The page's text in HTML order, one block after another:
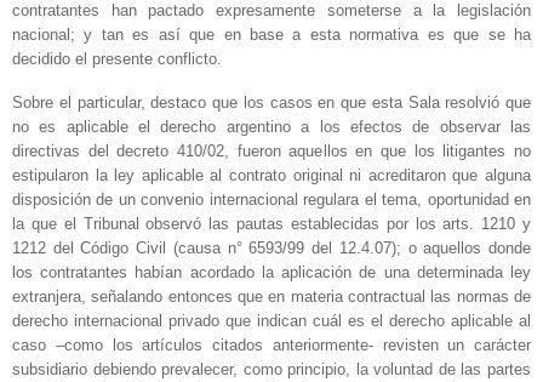
contratantes han pactado expresamente someterse a la legislación
nacional; y tan es así que en base a esta normativa es que se ha
decidido el presente conflicto.
Sobre el particular, destaco que los casos en que esta Sala resolvió que
no es aplicable el derecho argentino a los efectos de observar las
directivas del decreto 410/02, fueron aquellos en que los litigantes no
estipularon la ley aplicable al contrato original ni acreditaron que alguna
disposición de un convenio internacional regulara el tema, oportunidad en
la que el Tribunal observó las pautas establecidas por los arts. 1210 y
1212 del Código Civil (causa n° 6593/99 del 12.4.07); o aquellos donde
los contratantes habían acordado la aplicación de una determinada ley
extranjera, señalando entonces que en materia contractual las normas de
derecho internacional privado que indican cuál es el derecho aplicable al
caso –como los artículos citados anteriormente- revisten un carácter
subsidiario debiendo prevalecer, como principio, la voluntad de las partes